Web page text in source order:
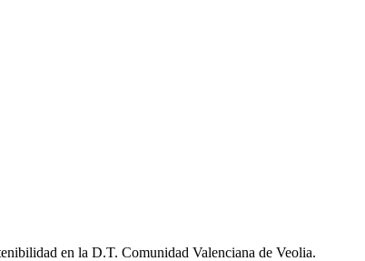
en la D.T. Comunidad Valenciana de Veolia.